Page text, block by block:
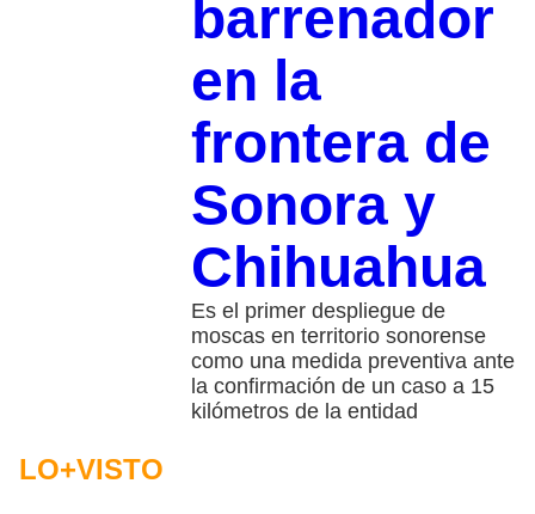
barrenador
en la
frontera de
Sonora y
Chihuahua
Es el primer despliegue de
moscas en territorio sonorense
como una medida preventiva ante
la confirmación de un caso a 15
kilómetros de la entidad
LO+VISTO